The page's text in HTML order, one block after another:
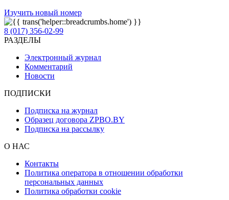
Изучить новый номер
8 (017) 356-02-99
РАЗДЕЛЫ
Электронный журнал
Комментарий
Новости
ПОДПИСКИ
Подписка на журнал
Образец договора ZPBO.BY
Подписка на рассылку
О НАС
Контакты
Политика оператора в отношении обработки
персональных данных
Политика обработки cookie